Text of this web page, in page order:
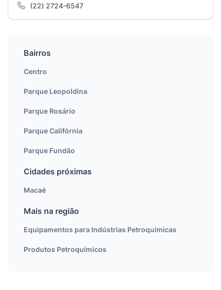
(22) 2724-6547
Bairros
Centro
Parque Leopoldina
Parque Rosário
Parque Califórnia
Parque Fundão
Cidades próximas
Macaé
Mais na região
Equipamentos para Indústrias Petroquímicas
Produtos Petroquímicos